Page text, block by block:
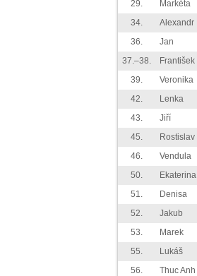
29.
Markéta
34.
Alexandr
36.
Jan
37.–38.
František
39.
Veronika
42.
Lenka
43.
Jiří
45.
Rostislav
46.
Vendula
50.
Ekaterina
51.
Denisa
52.
Jakub
53.
Marek
55.
Lukáš
56.
Thuc Anh